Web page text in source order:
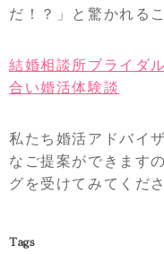
だ！？」と驚かれる
結婚相談所ブライダ
合い婚活体験談
私たち婚活アドバイ
なご提案ができます
グを受けてみてくださ
Tags